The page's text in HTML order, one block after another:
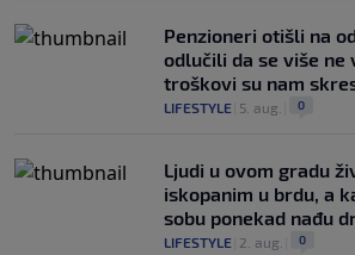
Penzioneri otišli na
odlučili da se više ne
troškovi su nam
LIFESTYLE 5. aug. 0
Ljudi u ovom gradu
iskopanim u brdu, a
sobu ponekad nađu
LIFESTYLE 2. aug. 0